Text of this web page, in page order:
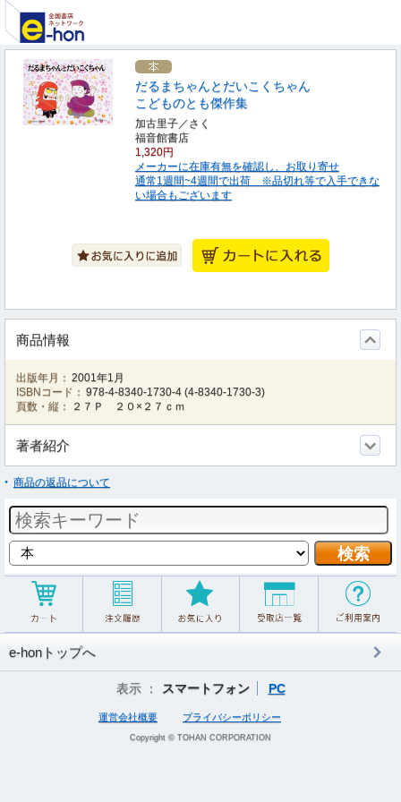
だるまちゃんとだいこくちゃん
こどものとも傑作集
加古里子／さく
福音館書店
1,320円
メーカーに在庫有無を確認し、お取り寄せ
通常1週間~4週間で出荷 ※品切れ等で入手できな
い場合もございます
商品情報
出版年月： 2001年1月
ISBNコード： 978-4-8340-1730-4 (4-8340-1730-3)
頁数・縦：
２７Ｐ ２０×２７ｃｍ
著者紹介
商品の返品について
e-honトップへ
表示 ： スマートフォン PC
運営会社概要 プライバシーポリシー
Copyright © TOHAN CORPORATION